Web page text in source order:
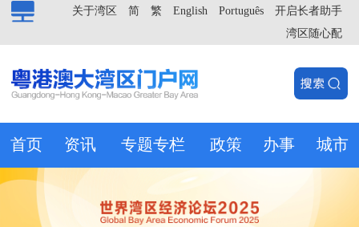
开启长者助手
Português
English
繁
简
关于湾区
湾区随心配
首页 资讯 专题专栏 政策 办事 城市